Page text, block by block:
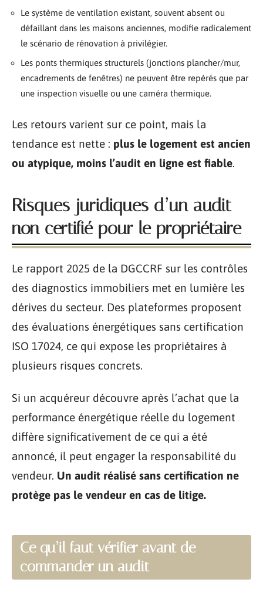
Le système de ventilation existant, souvent absent ou
défaillant dans les maisons anciennes, modifie radicalement
le scénario de rénovation à privilégier.
Les ponts thermiques structurels (jonctions plancher/mur,
encadrements de fenêtres) ne peuvent être repérés que par
une inspection visuelle ou une caméra thermique.
Les retours varient sur ce point, mais la
tendance est nette : plus le logement est ancien
ou atypique, moins l’audit en ligne est fiable.
Risques juridiques d’un audit
non certifié pour le propriétaire
Le rapport 2025 de la DGCCRF sur les contrôles
des diagnostics immobiliers met en lumière les
dérives du secteur. Des plateformes proposent
des évaluations énergétiques sans certification
ISO 17024, ce qui expose les propriétaires à
plusieurs risques concrets.
Si un acquéreur découvre après l’achat que la
performance énergétique réelle du logement
diffère significativement de ce qui a été
annoncé, il peut engager la responsabilité du
vendeur. Un audit réalisé sans certification ne
protège pas le vendeur en cas de litige.
Ce qu’il faut vérifier avant de
commander un audit